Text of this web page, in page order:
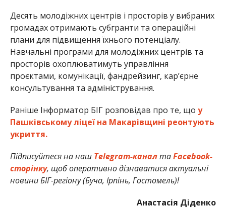
Десять молодіжних центрів і просторів у вибраних
громадах отримають субгранти та операційні
плани для підвищення їхнього потенціалу.
Навчальні програми для молодіжних центрів та
просторів охоплюватимуть управління
проєктами, комунікації, фандрейзинг, кар’єрне
консультування та адміністрування.
Раніше Інформатор БІГ розповідав про те, що у
Пашківському ліцеї на Макарівщині реонтують
укриття.
Підписуйтеся на наш Telegram-каналтаFacebook-
сторінку, щоб оперативно дізнаватися актуальні
новини БІГ-регіону (Буча, Ірпінь, Гостомель)!
Анастасія Діденко